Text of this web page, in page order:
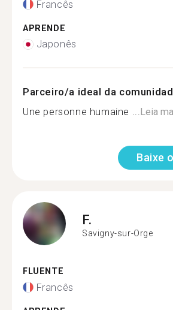
Francês
APRENDE
Japonês
Parceiro/a ideal da
Une personne humaine ...Leia
Baixe
F.
Savigny-sur-Orge
FLUENTE
Francês